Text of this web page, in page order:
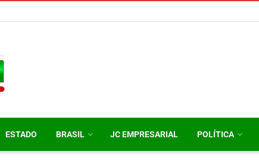
ESTADO BRASIL JC EMPRESARIAL POLÍTICA